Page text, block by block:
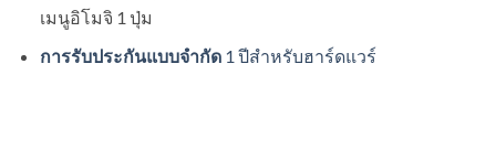
เมนูอิโมจิ 1 ปุ่ม
การรับประกันแบบจำกัด1 ปีสำหรับฮาร์ดแวร์